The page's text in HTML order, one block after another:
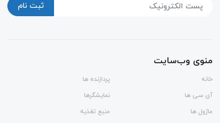
ثبت نام
منوی وب‌سایت
خانه
پردازنده ها
آی سی ها
نمایشگرها
ماژول ها
منبع تغذیه